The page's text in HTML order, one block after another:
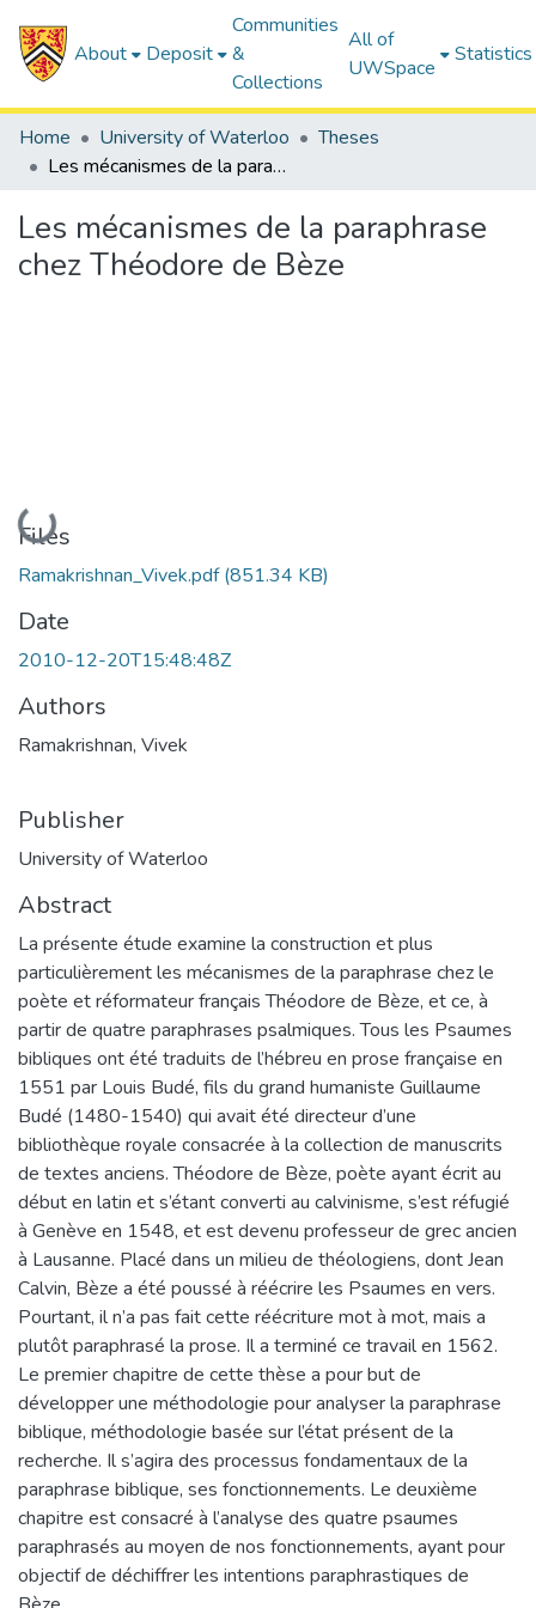
About Deposit
Communities
&
Collections
All of
UWSpace
Statistics
Home University of Waterloo
Theses
Les mécanismes de la paraphrase chez Théodore de Bèze
Les mécanismes de la paraphrase
chez Théodore de Bèze
Loading...
Files
Ramakrishnan_Vivek.pdf(851.34 KB)
Date
2010-12-20T15:48:48Z
Authors
Ramakrishnan, Vivek
Publisher
University of Waterloo
Abstract
La présente étude examine la construction et plus
particulièrement les mécanismes de la paraphrase chez le
poète et réformateur français Théodore de Bèze, et ce, à
partir de quatre paraphrases psalmiques. Tous les Psaumes
bibliques ont été traduits de l’hébreu en prose française en
1551 par Louis Budé, fils du grand humaniste Guillaume
Budé (1480-1540) qui avait été directeur d’une
bibliothèque royale consacrée à la collection de manuscrits
de textes anciens. Théodore de Bèze, poète ayant écrit au
début en latin et s’étant converti au calvinisme, s’est réfugié
à Genève en 1548, et est devenu professeur de grec ancien
à Lausanne. Placé dans un milieu de théologiens, dont Jean
Calvin, Bèze a été poussé à réécrire les Psaumes en vers.
Pourtant, il n’a pas fait cette réécriture mot à mot, mais a
plutôt paraphrasé la prose. Il a terminé ce travail en 1562.
Le premier chapitre de cette thèse a pour but de
développer une méthodologie pour analyser la paraphrase
biblique, méthodologie basée sur l’état présent de la
recherche. Il s’agira des processus fondamentaux de la
paraphrase biblique, ses fonctionnements. Le deuxième
chapitre est consacré à l’analyse des quatre psaumes
paraphrasés au moyen de nos fonctionnements, ayant pour
objectif de déchiffrer les intentions paraphrastiques de